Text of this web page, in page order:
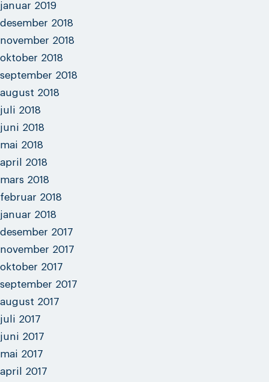
januar 2019
desember 2018
november 2018
oktober 2018
september 2018
august 2018
juli 2018
juni 2018
mai 2018
april 2018
mars 2018
februar 2018
januar 2018
desember 2017
november 2017
oktober 2017
september 2017
august 2017
juli 2017
juni 2017
mai 2017
april 2017